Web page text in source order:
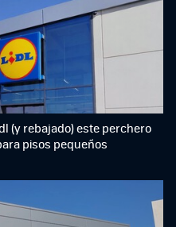
(y rebajado) este perchero
pisos pequeños